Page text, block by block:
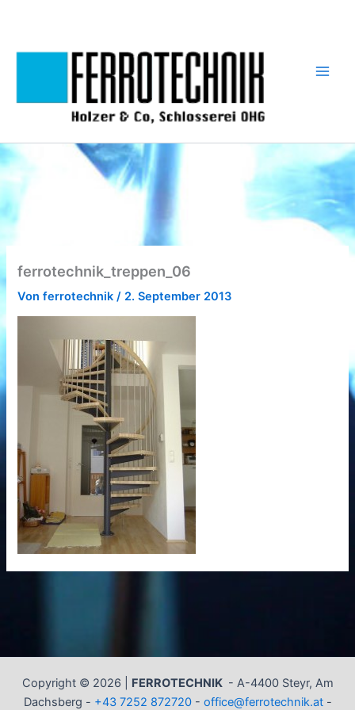
ferrotechnik_treppen_06
Vonferrotechnik / 2. September 2013
Copyright © 2026 | FERROTECHNIK - A-4400 Steyr, Am
Dachsberg - +43 7252 872720- office@ferrotechnik.at-